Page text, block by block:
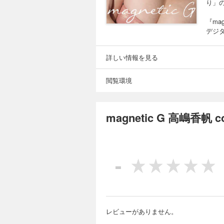
り」
『
デジ
詳しい情報を見る
閲覧環境
magnetic G 高嶋香帆
-
レビューがありません。